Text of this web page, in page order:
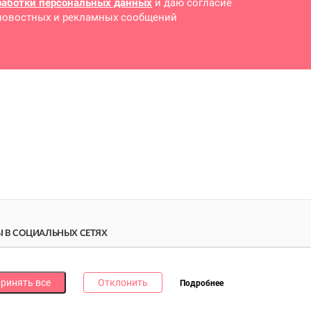
персональных данных и даю согласие
и рекламных сообщений
все Отклонить Подробнее
В СОЦИАЛЬНЫХ СЕТЯХ
за каждую!